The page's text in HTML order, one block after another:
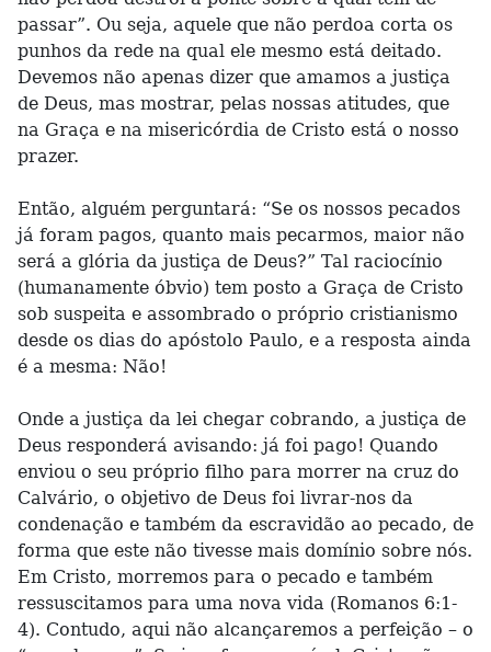
passar”. Ou seja, aquele que não perdoa corta os
punhos da rede na qual ele mesmo está deitado.
Devemos não apenas dizer que amamos a justiça
de Deus, mas mostrar, pelas nossas atitudes, que
na Graça e na misericórdia de Cristo está o nosso
prazer.
Então, alguém perguntará: “Se os nossos pecados
já foram pagos, quanto mais pecarmos, maior não
será a glória da justiça de Deus?” Tal raciocínio
(humanamente óbvio) tem posto a Graça de Cristo
sob suspeita e assombrado o próprio cristianismo
desde os dias do apóstolo Paulo, e a resposta ainda
é a mesma: Não!
Onde a justiça da lei chegar cobrando, a justiça de
Deus responderá avisando: já foi pago! Quando
enviou o seu próprio filho para morrer na cruz do
Calvário, o objetivo de Deus foi livrar-nos da
condenação e também da escravidão ao pecado, de
forma que este não tivesse mais domínio sobre nós.
Em Cristo, morremos para o pecado e também
ressuscitamos para uma nova vida (Romanos 6:1-
4). Contudo, aqui não alcançaremos a perfeição – o